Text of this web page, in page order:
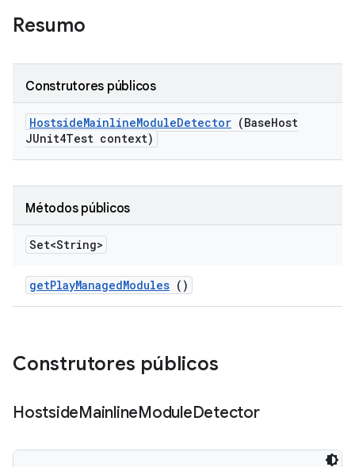
Resumo
Construtores públicos
HostsideMainlineModuleDetector (BaseHost
JUnit4Test context)
Métodos públicos
Set<String>
getPlayManagedModules ()
Construtores públicos
HostsideMainlineModuleDetector